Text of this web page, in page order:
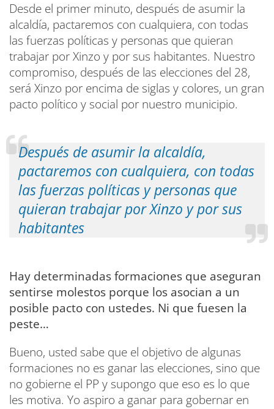
Desde el primer minuto, después de asumir la
alcaldía, pactaremos con cualquiera, con todas
las fuerzas políticas y personas que quieran
trabajar por Xinzo y por sus habitantes. Nuestro
compromiso, después de las elecciones del 28,
será Xinzo por encima de siglas y colores, un gran
pacto político y social por nuestro municipio.
Después de asumir la alcaldía,
pactaremos con cualquiera, con todas
las fuerzas políticas y personas que
quieran trabajar por Xinzo y por sus
habitantes
Hay determinadas formaciones que aseguran
sentirse molestos porque los asocian a un
posible pacto con ustedes. Ni que fuesen la
peste…
Bueno, usted sabe que el objetivo de algunas
formaciones no es ganar las elecciones, sino que
no gobierne el PP y supongo que eso es lo que
les motiva. Yo aspiro a ganar para gobernar en